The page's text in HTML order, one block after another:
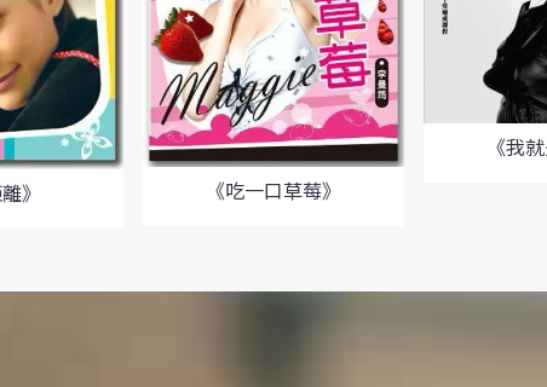
》 《吃一口草莓》
《我